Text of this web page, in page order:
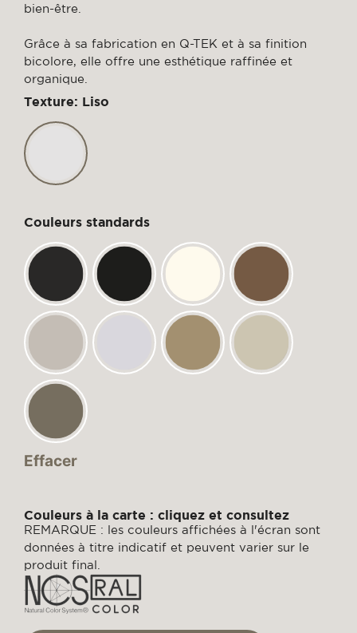
bien-être.
Grâce à sa fabrication en Q-TEK et à sa finition
bicolore, elle offre une esthétique raffinée et
organique.
Texture: Liso
Couleurs standards
Effacer
Couleurs à la carte : cliquez et consultez
REMARQUE : les couleurs affichées à l'écran sont
données à titre indicatif et peuvent varier sur le
produit final.